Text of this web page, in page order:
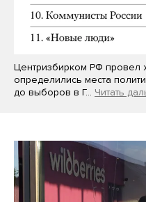
Центризбирком РФ провел
определились места
до выборов в Г… Читать